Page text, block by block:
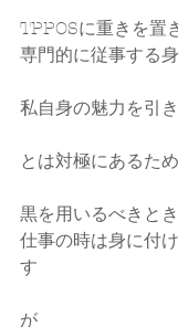
TPPOSに重きを置
専門的に従事する
私自身の魅力を引
とは対極にあるため
黒を用いるべきと
仕事の時は身に付
す
が